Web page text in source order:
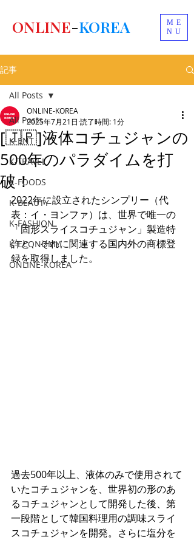
ME
NU
ONLINE-KOREA
記事
All Posts
K-ENT
K-TRAVEL
K-FOODS
K-BEAUTY
K-FASHION
K-ECONOMY
ONLINE-KOREA
All Posts
[🇯🇵]液体コチュジャンの
500年のパラダイムを打
破！
ONLINE-KOREA
2025年7月21日 読了時間: 1分
2022年に設立されたシンプリー（代
表：イ・ヨンファ）は、世界で唯一の
「固形スライスコチュジャン」製造特
許と、それに関連する国内外の商標登
録を取得しました。
過去500年以上、液体のみで使用されて
いたコチュジャンを、世界初の形のあ
るコチュジャンとして開発した後、第
一段階として韓国料理用の調味スライ
スコチュジャンを開発。さらに塩分を